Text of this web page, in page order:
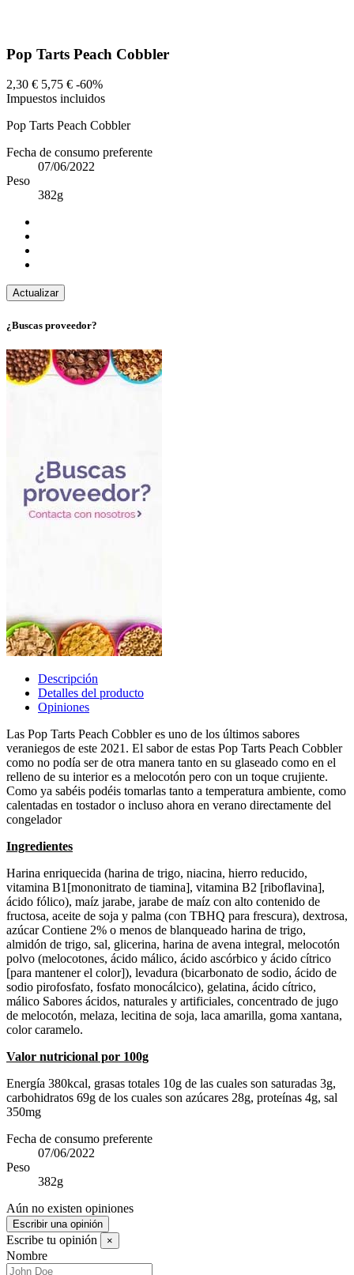
Pop Tarts Peach Cobbler
2,30 € 5,75 € -60%
Impuestos incluidos
Pop Tarts Peach Cobbler
Fecha de consumo preferente
07/06/2022
Peso
382g
¿Buscas proveedor?
Descripción
Detalles del producto
Opiniones
Las Pop Tarts Peach Cobbler es uno de los últimos sabores
veraniegos de este 2021. El sabor de estas Pop Tarts Peach Cobbler
como no podía ser de otra manera tanto en su glaseado como en el
relleno de su interior es a melocotón pero con un toque crujiente.
Como ya sabéis podéis tomarlas tanto a temperatura ambiente, como
calentadas en tostador o incluso ahora en verano directamente del
congelador
Ingredientes
Harina enriquecida (harina de trigo, niacina, hierro reducido,
vitamina B1[mononitrato de tiamina], vitamina B2 [riboflavina],
ácido fólico), maíz jarabe, jarabe de maíz con alto contenido de
fructosa, aceite de soja y palma (con TBHQ para frescura), dextrosa,
azúcar Contiene 2% o menos de blanqueado harina de trigo,
almidón de trigo, sal, glicerina, harina de avena integral, melocotón
polvo (melocotones, ácido málico, ácido ascórbico y ácido cítrico
[para mantener el color]), levadura (bicarbonato de sodio, ácido de
sodio pirofosfato, fosfato monocálcico), gelatina, ácido cítrico,
málico Sabores ácidos, naturales y artificiales, concentrado de jugo
de melocotón, melaza, lecitina de soja, laca amarilla, goma xantana,
color caramelo.
Valor nutricional por 100g
Energía 380kcal, grasas totales 10g de las cuales son saturadas 3g,
carbohidratos 69g de los cuales son azúcares 28g, proteínas 4g, sal
350mg
Fecha de consumo preferente
07/06/2022
Peso
382g
Aún no existen opiniones
Escribir una opinión
Escribe tu opinión ×
Nombre